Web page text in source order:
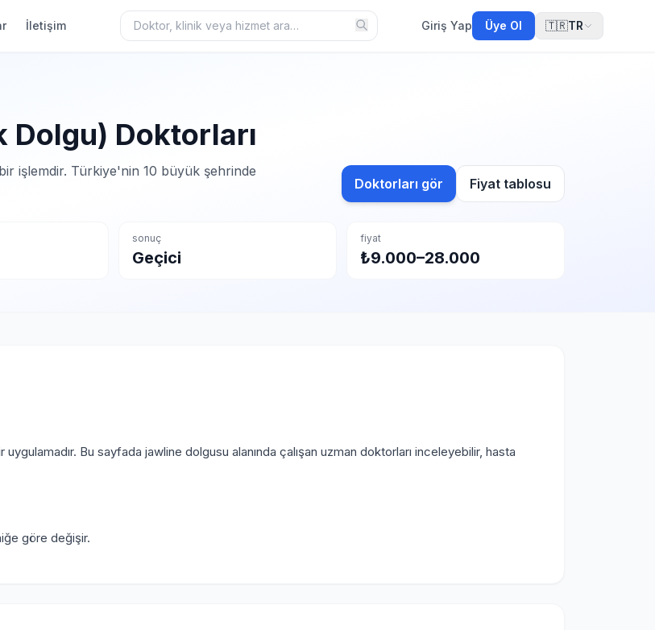
İletişim Giriş Yap Üye Ol 🇹🇷TR
Doktorları
işlemdir. Türkiye'nin 10 büyük şehrinde
Doktorları gör Fiyat tablosu
sonuç
Geçici
fiyat
₺9.000–28.000
Bu sayfada jawline dolgusu alanında çalışan uzman doktorları inceleyebilir, hasta
göre değişir.